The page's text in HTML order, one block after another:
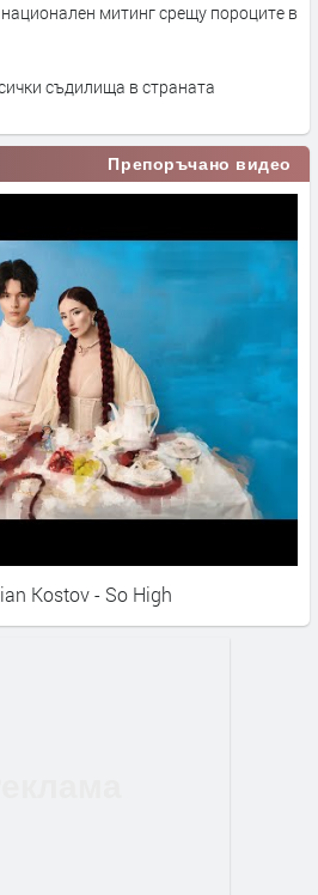
митинг срещу пороците в
съдилища в страната
Препоръчано видео
Kostov - So High